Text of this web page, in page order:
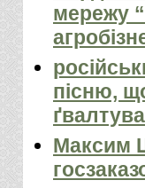
мережу
пісню,
Максим